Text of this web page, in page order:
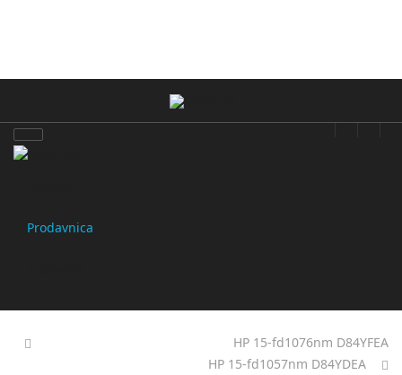
Prodavnica
HP 15-fd1076nm D84YFEA
HP 15-fd1057nm D84YDEA